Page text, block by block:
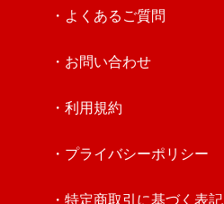
・よくあるご質問
・お問い合わせ
・利用規約
・プライバシーポリシー
・特定商取引に基づく表記